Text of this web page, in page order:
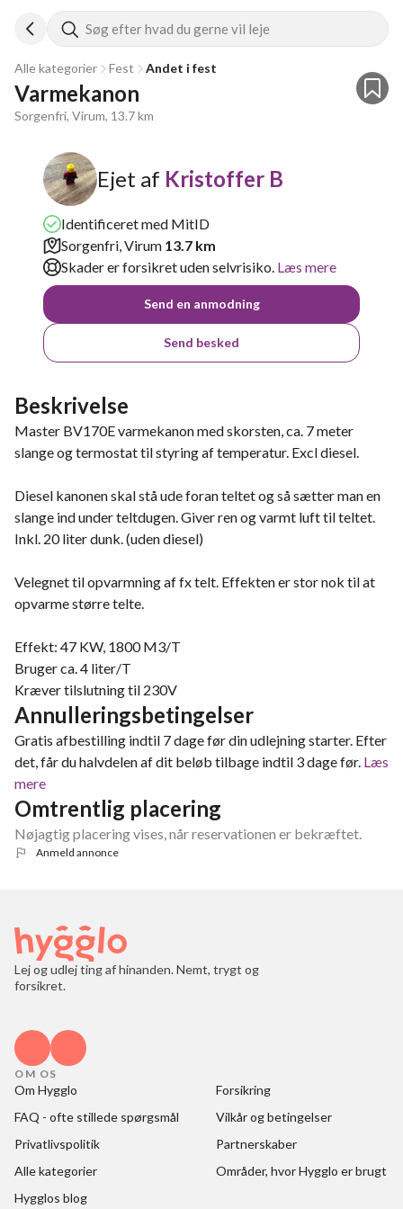
Søg efter hvad du gerne vil leje
Alle kategorier Fest Andet i fest
Varmekanon
Sorgenfri, Virum, 13.7 km
Ejet af Kristoffer B
Identificeret med MitID
Sorgenfri, Virum 13.7 km
Skader er forsikret uden selvrisiko. Læs mere
Send en anmodning
Send besked
Beskrivelse
Master BV170E varmekanon med skorsten, ca. 7 meter
slange og termostat til styring af temperatur. Excl diesel.
Diesel kanonen skal stå ude foran teltet og så sætter man en
slange ind under teltdugen. Giver ren og varmt luft til teltet.
Inkl. 20 liter dunk. (uden diesel)
Velegnet til opvarmning af fx telt. Effekten er stor nok til at
opvarme større telte.
Effekt: 47 KW, 1800 M3/T
Bruger ca. 4 liter/T
Kræver tilslutning til 230V
Annulleringsbetingelser
Gratis afbestilling indtil 7 dage før din udlejning starter. Efter
det, får du halvdelen af dit beløb tilbage indtil 3 dage før. Læs
mere
Omtrentlig placering
Nøjagtig placering vises, når reservationen er bekræftet.
Anmeld annonce
Lej og udlej ting af hinanden. Nemt, trygt og
forsikret.
OM OS
Om Hygglo
Forsikring
FAQ - ofte stillede spørgsmål
Vilkår og betingelser
Privatlivspolitik
Partnerskaber
Alle kategorier
Områder, hvor Hygglo er brugt
Hygglos blog